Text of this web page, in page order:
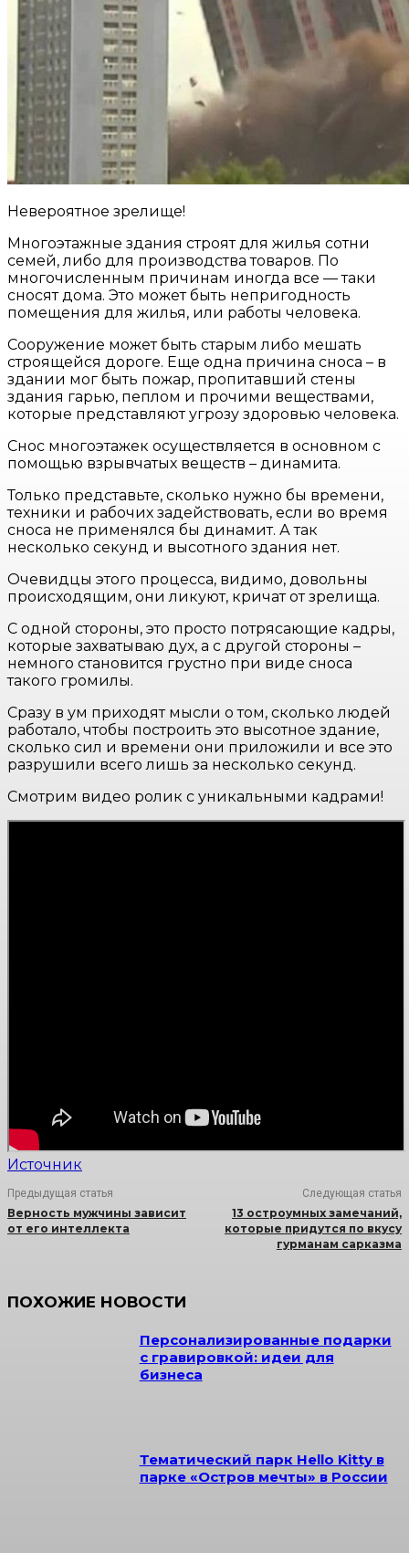
Невероятное зрелище!
Многоэтажные здания строят для жилья сотни
семей, либо для производства товаров. По
многочисленным причинам иногда все — таки
сносят дома. Это может быть непригодность
помещения для жилья, или работы человека.
Сооружение может быть старым либо мешать
строящейся дороге. Еще одна причина сноса – в
здании мог быть пожар, пропитавший стены
здания гарью, пеплом и прочими веществами,
которые представляют угрозу здоровью человека.
Снос многоэтажек осуществляется в основном с
помощью взрывчатых веществ – динамита.
Только представьте, сколько нужно бы времени,
техники и рабочих задействовать, если во время
сноса не применялся бы динамит. А так
несколько секунд и высотного здания нет.
Очевидцы этого процесса, видимо, довольны
происходящим, они ликуют, кричат от зрелища.
С одной стороны, это просто потрясающие кадры,
которые захватываю дух, а с другой стороны –
немного становится грустно при виде сноса
такого громилы.
Сразу в ум приходят мысли о том, сколько людей
работало, чтобы построить это высотное здание,
сколько сил и времени они приложили и все это
разрушили всего лишь за несколько секунд.
Смотрим видео ролик с уникальными кадрами!
Источник
Предыдущая статья
Верность мужчины зависит
от его интеллекта
Следующая статья
13 остроумных замечаний,
которые придутся по вкусу
гурманам сарказма
ПОХОЖИЕ НОВОСТИ
Персонализированные подарки
с гравировкой: идеи для
бизнеса
Тематический парк Hello Kitty в
парке «Остров мечты» в России